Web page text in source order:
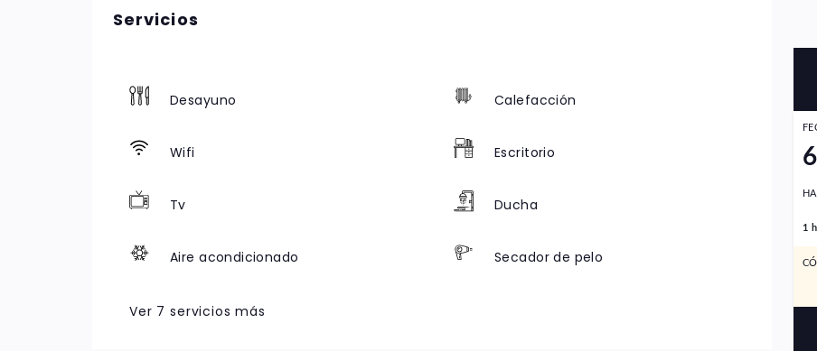
6
1
Servicios
Desayuno
Wifi
Tv
Aire acondicionado
Calefacción
Escritorio
Ducha
Secador de pelo
Ver 7 servicios más
Toallas